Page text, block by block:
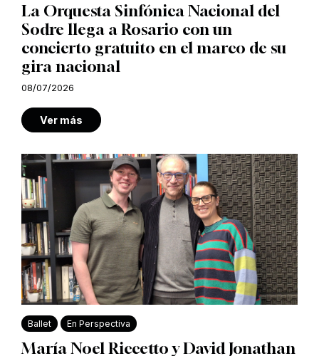
La Orquesta Sinfónica Nacional del
Sodre llega a Rosario con un
concierto gratuito en el marco de su
gira nacional
08/07/2026
Ver más
Ballet En Perspectiva
María Noel Riccetto y David Jonathan